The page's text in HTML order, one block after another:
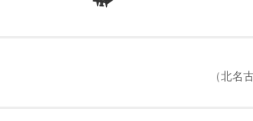
（北名